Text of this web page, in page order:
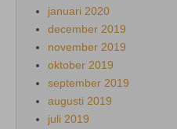
januari 2020
december 2019
november 2019
oktober 2019
september 2019
augusti 2019
juli 2019